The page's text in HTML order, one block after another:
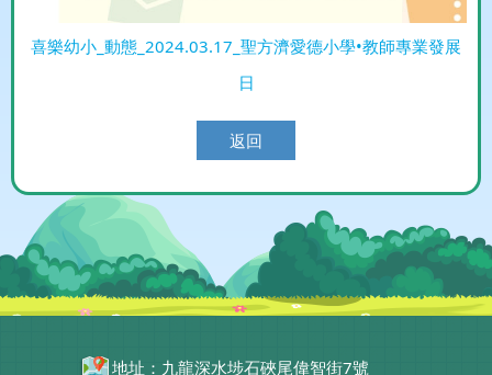
喜樂幼小_動態_2024.03.17_聖方濟愛德小學•教師專業發展
日
返回
地址：九龍深水埗石硤尾偉智街7號